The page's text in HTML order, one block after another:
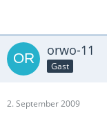
orwo-11
Gast
2. September 2009